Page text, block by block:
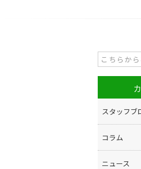
スタッフブ
コラム
ニュース